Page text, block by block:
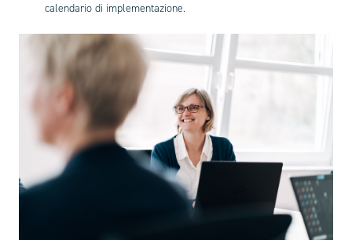
calendario di implementazione.